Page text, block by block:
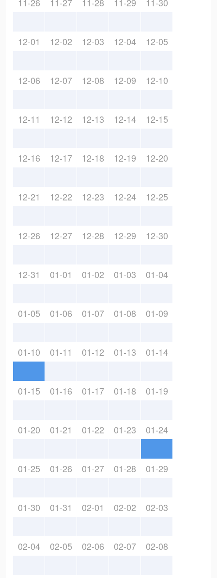
11-26 11-27 11-28 11-29 11-30
12-01 12-02 12-03 12-04 12-05
12-06 12-07 12-08 12-09 12-10
12-11 12-12 12-13 12-14 12-15
12-16 12-17 12-18 12-19 12-20
12-21 12-22 12-23 12-24 12-25
12-26 12-27 12-28 12-29 12-30
12-31 01-01 01-02 01-03 01-04
01-05 01-06 01-07 01-08 01-09
01-10 01-11 01-12 01-13 01-14
01-15 01-16 01-17 01-18 01-19
01-20 01-21 01-22 01-23 01-24
01-25 01-26 01-27 01-28 01-29
01-30 01-31 02-01 02-02 02-03
02-04 02-05 02-06 02-07 02-08